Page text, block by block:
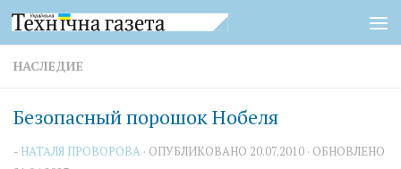
Перейти к содержимому
НАСЛЕДИЕ
Безопасный порошок Нобеля
- НАТАЛЯ ПРОВОРОВА · ОПУБЛИКОВАНО 20.07.2010 · ОБНОВЛЕНО